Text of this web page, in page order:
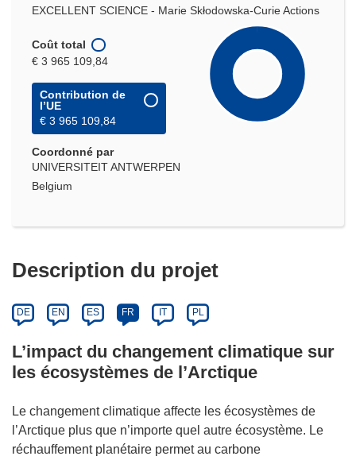
EXCELLENT SCIENCE - Marie Skłodowska-Curie Actions
Coût total
€ 3 965 109,84
Contribution de
l’UE
€ 3 965 109,84
Coordonné par
UNIVERSITEIT ANTWERPEN
Belgium
Description du projet
DE EN ES FR IT PL
L’impact du changement climatique sur
les écosystèmes de l’Arctique
Le changement climatique affecte les écosystèmes de
l’Arctique plus que n’importe quel autre écosystème. Le
réchauffement planétaire permet au carbone